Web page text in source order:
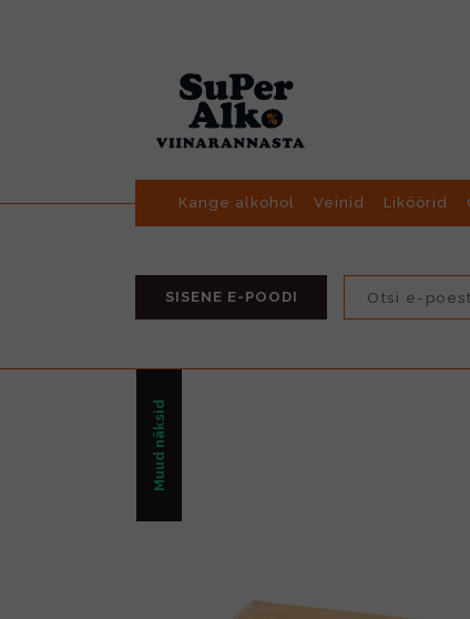
Kange alkohol Veinid Liköörid
SISENE E-POODI
Muud näksid